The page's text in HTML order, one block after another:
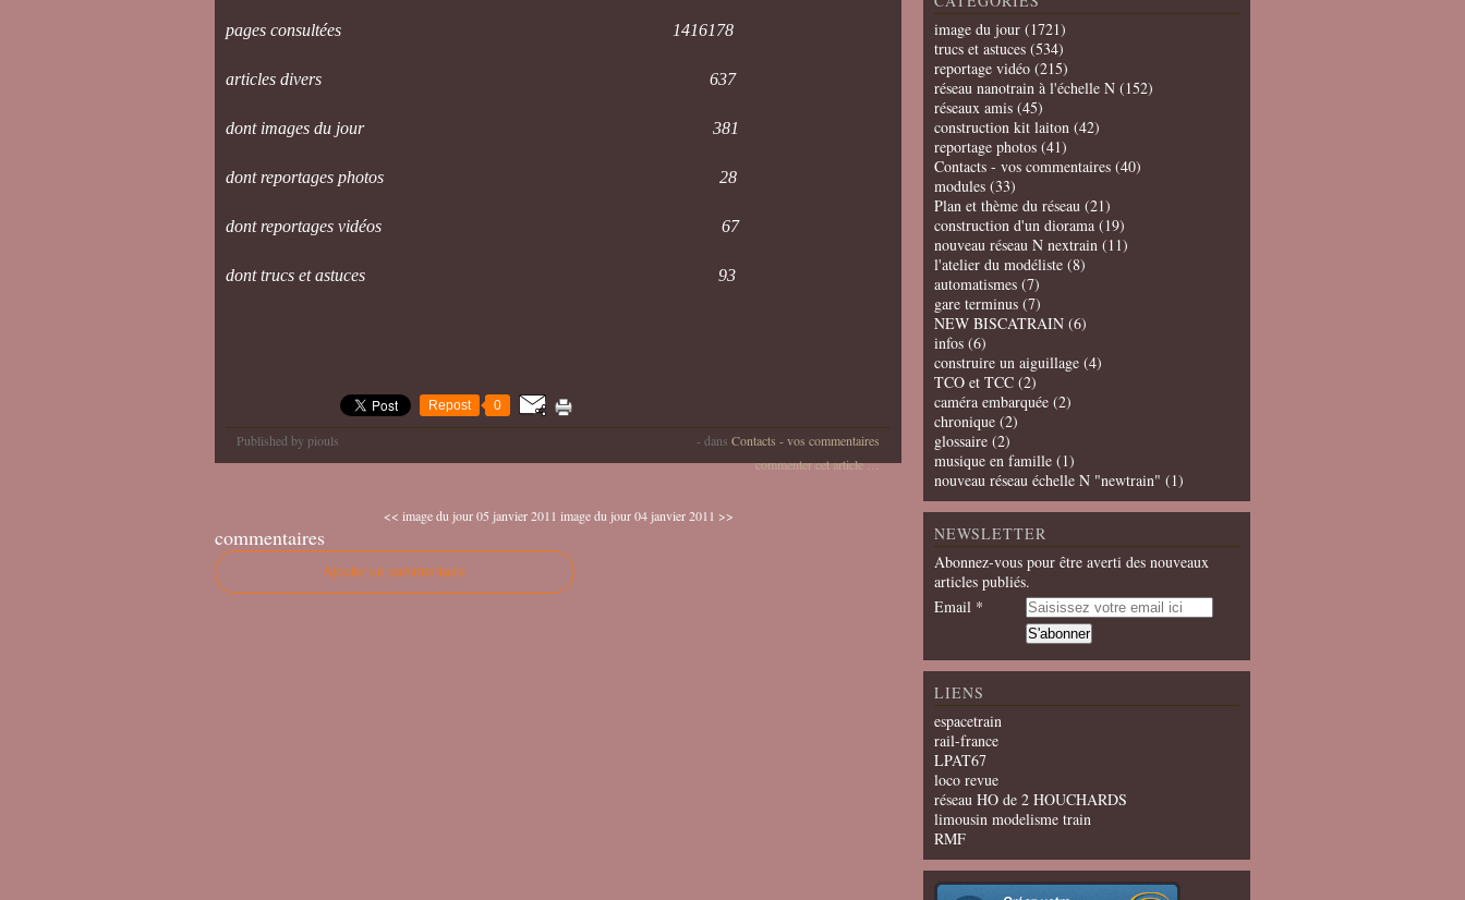
pages consultées 1416178
articles divers 637
dont images du jour 381
dont reportages photos 28
dont reportages vidéos 67
dont trucs et astuces 93
Repost 0
Published by piouls - dans Contacts - vos commentaires
commenter cet article…
<< image du jour 05 janvier 2011 image du jour 04 janvier 2011 >>
commentaires
Ajouter un commentaire
image du jour (1721)
trucs et astuces (534)
reportage vidéo (215)
réseau nanotrain à l'échelle N (152)
réseaux amis (45)
construction kit laiton (42)
reportage photos (41)
Contacts - vos commentaires (40)
modules (33)
Plan et thème du réseau (21)
construction d'un diorama (19)
nouveau réseau N nextrain (11)
l'atelier du modéliste (8)
automatismes (7)
gare terminus (7)
NEW BISCATRAIN (6)
infos (6)
construire un aiguillage (4)
TCO et TCC (2)
caméra embarquée (2)
chronique (2)
glossaire (2)
musique en famille (1)
nouveau réseau échelle N "newtrain" (1)
NEWSLETTER
Abonnez-vous pour être averti des nouveaux
articles publiés.
Email
LIENS
espacetrain
rail-france
LPAT67
loco revue
réseau HO de 2 HOUCHARDS
limousin modelisme train
RMF